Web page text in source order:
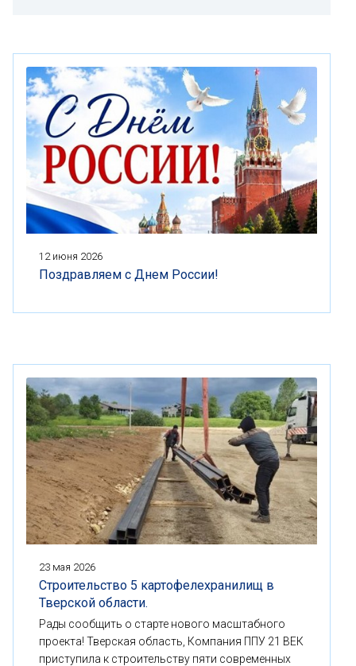
12 июня 2026
Поздравляем с Днем России!
23 мая 2026
Строительство 5 картофелехранилищ в
Тверской области.
Рады сообщить о старте нового масштабного
проекта! Тверская область, Компания ППУ 21 ВЕК
приступила к строительству пяти современных